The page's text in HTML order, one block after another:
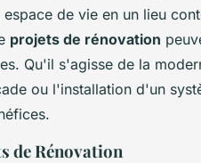
de vie en un lieu
projets de rénovation
Qu'il s'agisse de la
ou l'installation d'un
de Rénovation